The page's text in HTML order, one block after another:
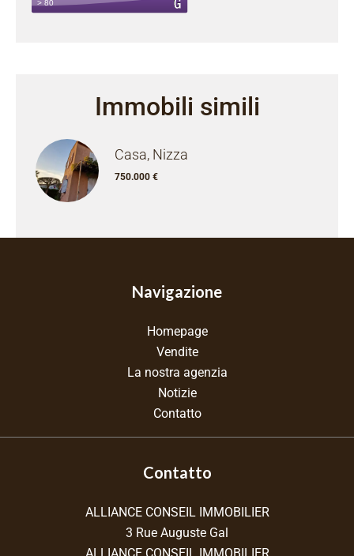
Immobili simili
Casa, Nizza
750.000 €
Navigazione
Homepage
Vendite
La nostra agenzia
Notizie
Contatto
Contatto
ALLIANCE CONSEIL IMMOBILIER
3 Rue Auguste Gal